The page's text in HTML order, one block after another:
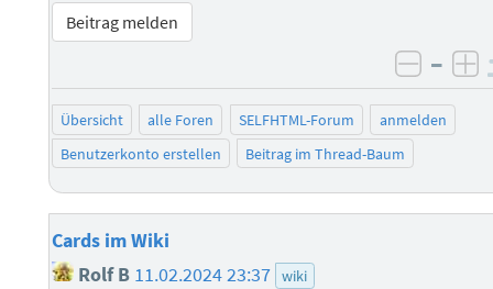
Beitrag melden
–
Übersicht alle Foren SELFHTML-Forum
anmelden
Benutzerkonto erstellen
Beitrag im Thread-Baum
Cards im Wiki
Rolf B 11.02.2024 23:37 wiki